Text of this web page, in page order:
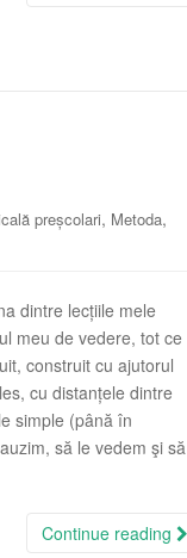
preșcolari, Metoda,
dintre lecțiile mele
meu de vedere, tot ce
construit cu ajutorul
cu distanțele dintre
simple (până în
să le vedem şi să
Continue reading